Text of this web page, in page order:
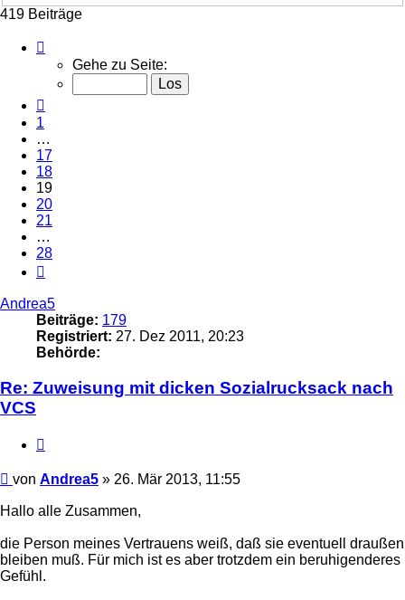
419 Beiträge
19
28
Gehe zu Seite:
1
…
17
18
19
20
21
…
28
Andrea5
Beiträge: 179
Registriert: 27. Dez 2011, 20:23
Behörde:
Re: Zuweisung mit dicken Sozialrucksack nach
VCS
Beitrag
von Andrea5 » 26. Mär 2013, 11:55
Hallo alle Zusammen,
die Person meines Vertrauens weiß, daß sie eventuell draußen
bleiben muß. Für mich ist es aber trotzdem ein beruhigenderes
Gefühl.